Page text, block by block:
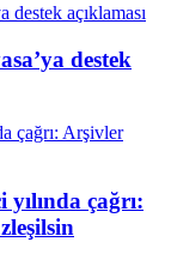
destek
çağrı: